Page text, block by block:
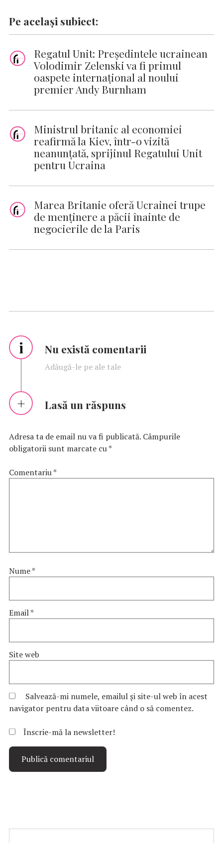
Pe același subiect:
Regatul Unit: Preşedintele ucrainean
Volodimir Zelenski va fi primul
oaspete internaţional al noului
premier Andy Burnham
Ministrul britanic al economiei
reafirmă la Kiev, într-o vizită
neanunţată, sprijinul Regatului Unit
pentru Ucraina
Marea Britanie oferă Ucrainei trupe
de menținere a păcii înainte de
negocierile de la Paris
i Nu există comentarii
Adăugă-le pe ale tale
Lasă un răspuns
Adresa ta de email nu va fi publicată. Câmpurile
obligatorii sunt marcate cu*
Comentariu*
Nume*
Email*
Site web
Salvează-mi numele, emailul și site-ul web în acest
navigator pentru data viitoare când o să comentez.
Înscrie-mă la newsletter!